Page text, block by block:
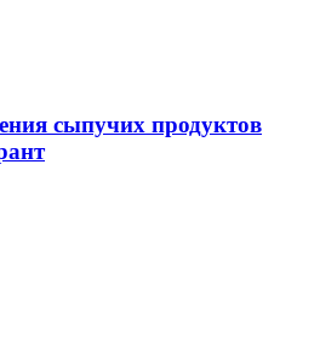
сыпучих продуктов